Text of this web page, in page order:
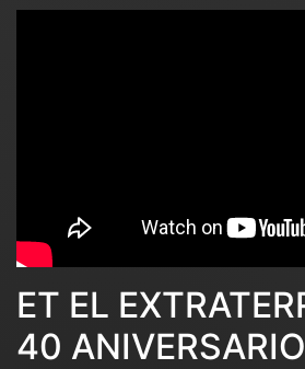
ET EL
40 ANIVERSARIO